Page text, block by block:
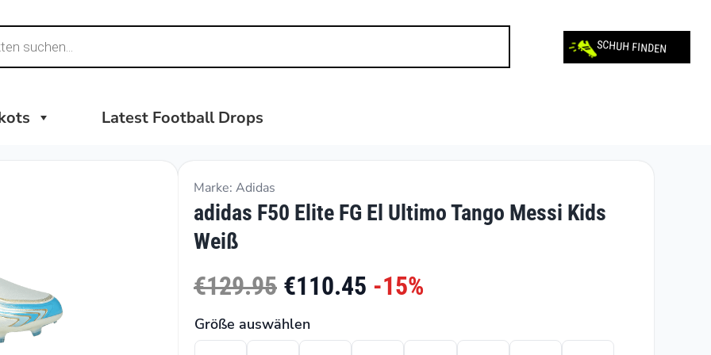
SCHUH FINDEN
Latest Football Drops
Marke: Adidas
adidas F50 Elite FG El Ultimo Tango Messi Kids
Weiß
€129.95 €110.45 -15%
Größe auswählen